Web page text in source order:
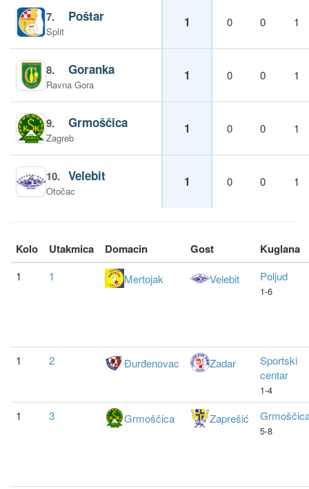
7. Poštar
Split
1 0 0 1
8. Goranka
Ravna Gora
1 0 0 1
9. Grmoščica
Zagreb
1 0 0 1
10. Velebit
Otočac
1 0 0 1
Kolo Utakmica Domacin Gost Kuglana
1 1 Mertojak Velebit Poljud
1-6
1 2 Đurđenovac Zadar
Sportski
centar
1-4
1 3 Grmoščica Zaprešić
5-8